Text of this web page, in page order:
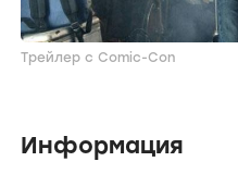
Трейлер с Comic-Con
Информация